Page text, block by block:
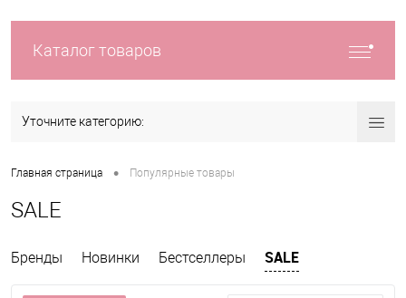
Каталог товаров
Уточните категорию:
Главная страница • Популярные товары
SALE
Бренды Новинки Бестселлеры SALE